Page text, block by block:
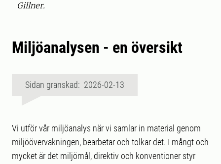
Gillner.
Miljöanalysen - en översikt
Sidan granskad: 2026-02-13
Vi utför vår miljöanalys när vi samlar in material genom
miljöövervakningen, bearbetar och tolkar det. I mångt och
mycket är det miljömål, direktiv och konventioner styr